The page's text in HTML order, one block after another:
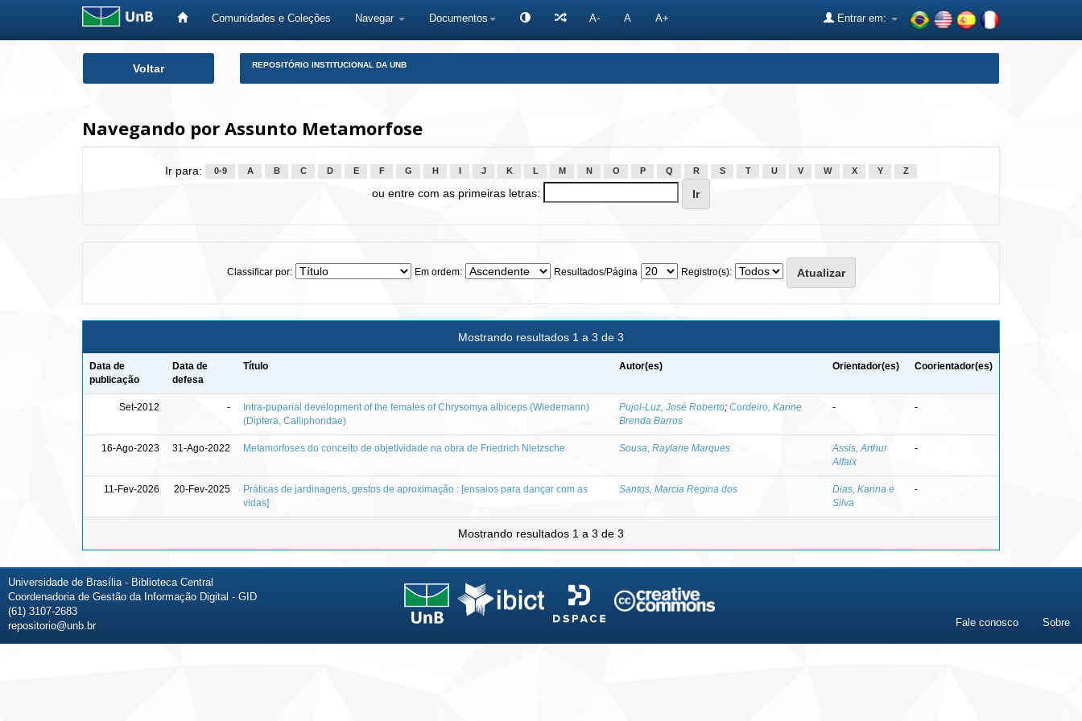
Comunidades e Coleções Navegar Documentos A- A A+ Entrar em:
Voltar REPOSITÓRIO INSTITUCIONAL DA UNB
Navegando por Assunto Metamorfose
Ir para: 0-9 A B C D E F G H J K L M N O P Q R S T U V W X Y Z
ou entre com as primeiras letras:
Classificar por: Em ordem: Resultados/Página Registro(s):
Mostrando resultados 1 a 3 de 3
Data de
publicação
Data de
defesa
Título Autor(es) Orientador(es) Coorientador(es)
Set-2012 -
Intra-puparial development of the females of Chrysomya albiceps (Wiedemann)
(Diptera, Calliphoridae)
Pujol-Luz, José Roberto; Cordeiro, Karine
Brenda Barros
- -
16-Ago-2023 31-Ago-2022 Metamorfoses do conceito de objetividade na obra de Friedrich Nietzsche Sousa, Raylane Marques
Assis, Arthur
Alfaix
-
11-Fev-2026 20-Fev-2025
Práticas de jardinagens, gestos de aproximação : [ensaios para dançar com as
vidas]
Santos, Marcia Regina dos
Dias, Karina e
Silva
-
Mostrando resultados 1 a 3 de 3
Universidade de Brasília - Biblioteca Central
Coordenadoria de Gestão da Informação Digital - GID
(61) 3107-2683
repositorio@unb.br
Fale conosco Sobre